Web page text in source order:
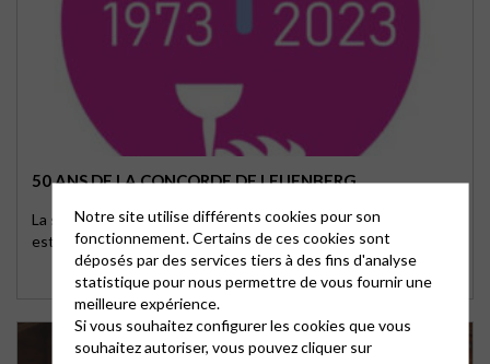
50 ANS DE LA CONCORDE DE LEUENBERG
La signature en 1973 de la Concorde de Leuenberg (Suisse)
est le résultat de discussions entamées dès …
Notre site utilise différents cookies pour son
fonctionnement. Certains de ces cookies sont
déposés par des services tiers à des fins d'analyse
statistique pour nous permettre de vous fournir une
meilleure expérience.
Si vous souhaitez configurer les cookies que vous
souhaitez autoriser, vous pouvez cliquer sur